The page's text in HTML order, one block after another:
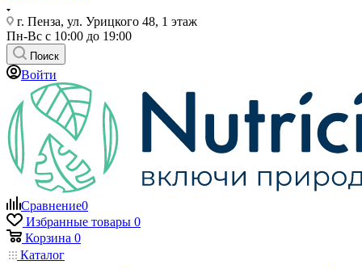
г. Пенза, ул. Урицкого 48, 1 этаж
Пн-Вс с 10:00 до 19:00
Поиск
Войти
Сравнение0
Избранные товары 0
Корзина 0
Каталог